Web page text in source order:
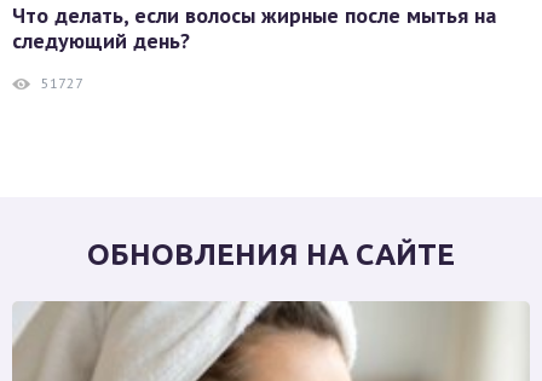
Что делать, если волосы жирные после мытья на
следующий день?
51727
ОБНОВЛЕНИЯ НА САЙТЕ